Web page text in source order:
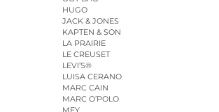
HUGO
JACK & JONES
KAPTEN & SON
LA PRAIRIE
LE CREUSET
LEVI’S®
LUISA CERANO
MARC CAIN
MARC O’POLO
MEY